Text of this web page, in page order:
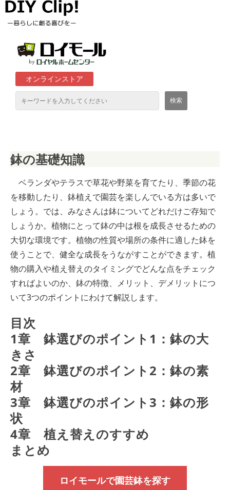
オンラインストア
ロイヤルホームセンター店舗
鉢の基礎知識
ベランダやテラスで草花や野菜を育てたり、季節の花
を移動したり、鉢植えで園芸を楽しんでいる方は多いで
しょう。では、みなさんは鉢についてどれだけご存知で
しょうか。植物にとって鉢の中は根を成長させるための
大切な環境です。植物の性質や場所の条件に適した鉢を
使うことで、健全な成長をうながすことができます。植
物の購入や植え替えのタイミングでどんな点をチェック
すればよいのか、鉢の特徴、メリット、デメリットにつ
いて3つのポイントにわけて解説します。
目次
1章　鉢選びのポイント1：鉢の大
きさ
2章　鉢選びのポイント2：鉢の素
材
3章　鉢選びのポイント3：鉢の形
状
4章　植え替えのすすめ
まとめ
ロイモールで園芸鉢を探す